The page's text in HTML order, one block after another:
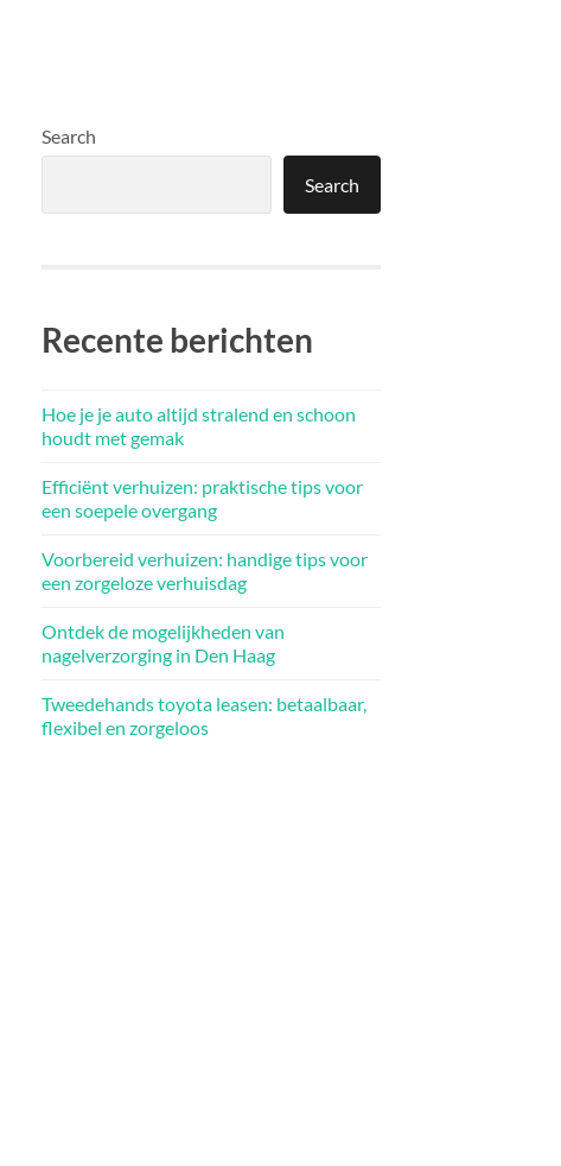
Search
Search
Recente berichten
Hoe je je auto altijd stralend en schoon
houdt met gemak
Efficiënt verhuizen: praktische tips voor
een soepele overgang
Voorbereid verhuizen: handige tips voor
een zorgeloze verhuisdag
Ontdek de mogelijkheden van
nagelverzorging in Den Haag
Tweedehands toyota leasen: betaalbaar,
flexibel en zorgeloos